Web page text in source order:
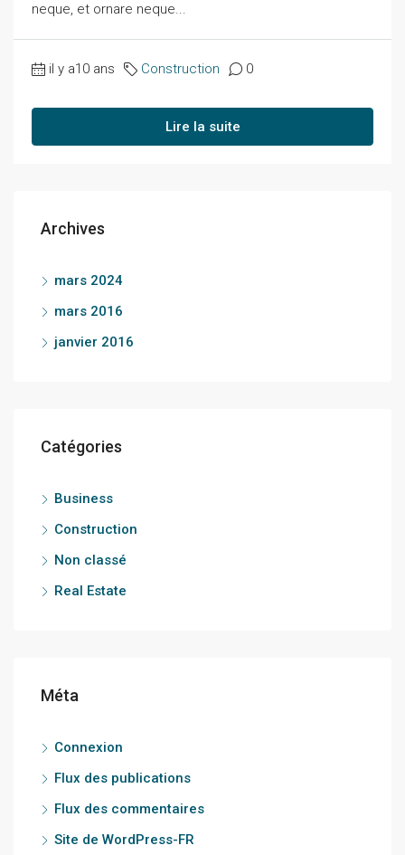
neque, et ornare neque...
il y a10 ans Construction 0
Lire la suite
Archives
mars 2024
mars 2016
janvier 2016
Catégories
Business
Construction
Non classé
Real Estate
Méta
Connexion
Flux des publications
Flux des commentaires
Site de WordPress-FR